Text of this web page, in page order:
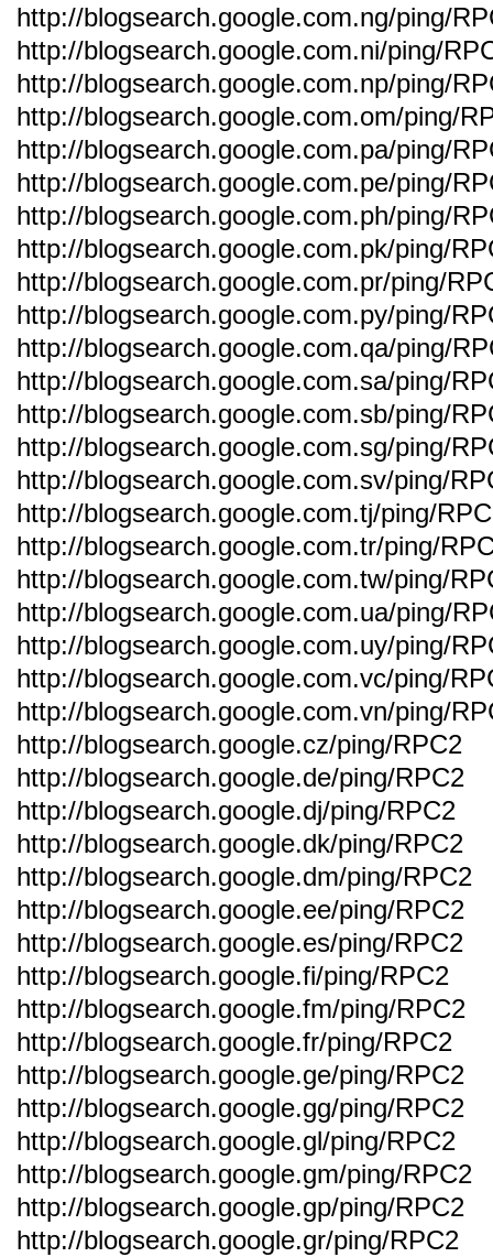
http://blogsearch.google.com.ng/ping/
http://blogsearch.google.com.ni/ping/
http://blogsearch.google.com.np/ping/
http://blogsearch.google.com.om/ping/
http://blogsearch.google.com.pa/ping/
http://blogsearch.google.com.pe/ping/
http://blogsearch.google.com.ph/ping/
http://blogsearch.google.com.pk/ping/
http://blogsearch.google.com.pr/ping/
http://blogsearch.google.com.py/ping/
http://blogsearch.google.com.qa/ping/
http://blogsearch.google.com.sa/ping/
http://blogsearch.google.com.sb/ping/
http://blogsearch.google.com.sg/ping/
http://blogsearch.google.com.sv/ping/
http://blogsearch.google.com.tj/ping/
http://blogsearch.google.com.tr/ping/
http://blogsearch.google.com.tw/ping/
http://blogsearch.google.com.ua/ping/
http://blogsearch.google.com.uy/ping/
http://blogsearch.google.com.vc/ping/
http://blogsearch.google.com.vn/ping/
http://blogsearch.google.cz/ping/RPC2
http://blogsearch.google.de/ping/RPC2
http://blogsearch.google.dj/ping/RPC2
http://blogsearch.google.dk/ping/RPC2
http://blogsearch.google.dm/ping/RPC2
http://blogsearch.google.ee/ping/RPC2
http://blogsearch.google.es/ping/RPC2
http://blogsearch.google.fi/ping/RPC2
http://blogsearch.google.fm/ping/RPC2
http://blogsearch.google.fr/ping/RPC2
http://blogsearch.google.ge/ping/RPC2
http://blogsearch.google.gg/ping/RPC2
http://blogsearch.google.gl/ping/RPC2
http://blogsearch.google.gm/ping/RPC2
http://blogsearch.google.gp/ping/RPC2
http://blogsearch.google.gr/ping/RPC2